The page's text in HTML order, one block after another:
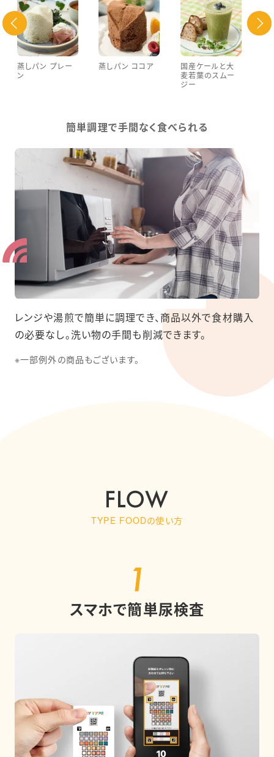
蒸しパン プレー
ン
蒸しパン ココア
国産ケールと大
麦若葉のスムー
ジー
簡単調理で手間なく食べられる
レンジや湯煎で簡単に調理でき、商品以外で食材購入
の必要なし。洗い物の手間も削減できます。
※一部例外の商品もございます。
TYPE FOODの使い方
スマホで簡単尿検査